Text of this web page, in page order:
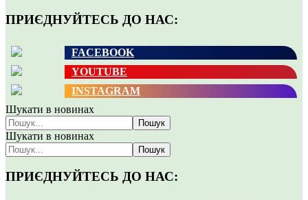
ПРИЄДНУЙТЕСЬ ДО НАС:
FACEBOOK
YOUTUBE
INSTAGRAM
Шукати в новинах
Пошук
Шукати в новинах
Пошук
ПРИЄДНУЙТЕСЬ ДО НАС: